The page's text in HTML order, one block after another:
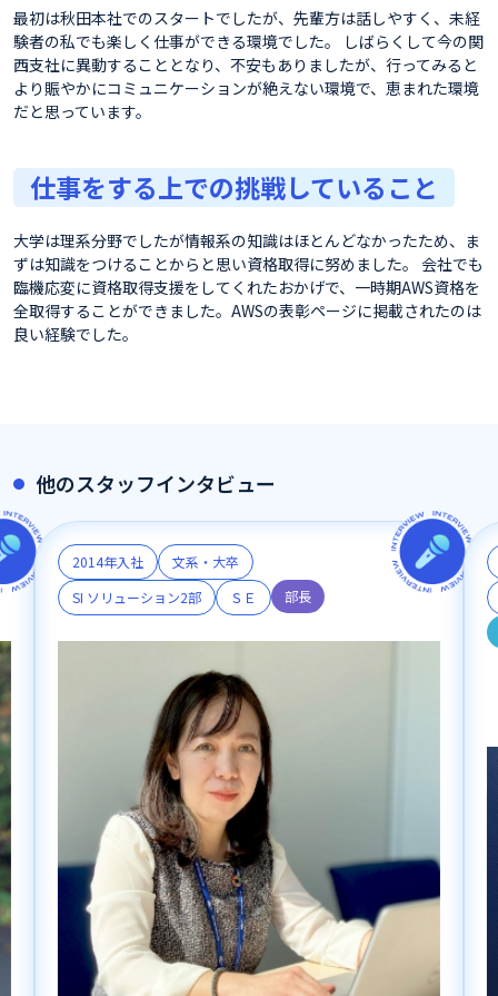
最初は秋田本社でのスタートでしたが、先輩方は話しやすく、未経
験者の私でも楽しく仕事ができる環境でした。 しばらくして今の関
西支社に異動することとなり、不安もありましたが、行ってみると
より賑やかにコミュニケーションが絶えない環境で、恵まれた環境
だと思っています。
仕事をする上での挑戦していること
大学は理系分野でしたが情報系の知識はほとんどなかったため、ま
ずは知識をつけることからと思い資格取得に努めました。 会社でも
臨機応変に資格取得支援をしてくれたおかげで、一時期AWS資格を
全取得することができました。AWSの表彰ページに掲載されたのは
良い経験でした。
他のスタッフインタビュー
2014年入社
文系・大卒
SI ソリューション2部
ＳＥ 部長